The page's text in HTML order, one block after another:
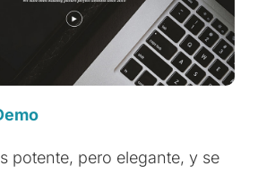
potente, pero elegante, y se